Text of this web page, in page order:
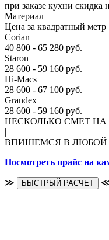
при заказе кухни скидка
Материал
Цена за квадратный метр
Corian
40 800 - 65 280 руб.
Staron
28 600 - 59 160 руб.
Hi-Macs
28 600 - 67 100 руб.
Grandex
28 600 - 59 160 руб.
НЕСКОЛЬКО СМЕТ НА
|
ВПИШЕМСЯ В ЛЮБОЙ
Посмотреть прайс на
≫ БЫСТРЫЙ РАСЧЕТ